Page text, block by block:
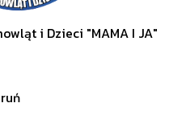
i Dzieci "MAMA I JA"